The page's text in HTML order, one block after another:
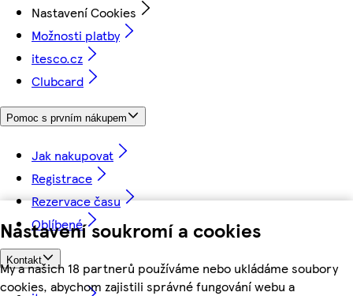
Nastavení soukromí a cookies
My a našich 18 partnerů používáme nebo ukládáme soubory
cookies, abychom zajistili správné fungování webu a
Nastavení Cookies
Možnosti platby
itesco.cz
Clubcard
Pomoc s prvním nákupem
Jak nakupovat
Registrace
Rezervace času
Oblíbené
Kontakt